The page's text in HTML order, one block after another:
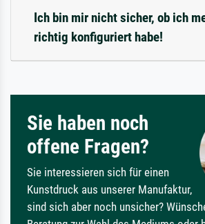
Ich bin mir nicht sicher, ob ich
richtig konfiguriert habe!
Sie haben noch
offene Fragen?
Sie interessieren sich für einen
Kunstdruck aus unserer Manufaktur,
sind sich aber noch unsicher?